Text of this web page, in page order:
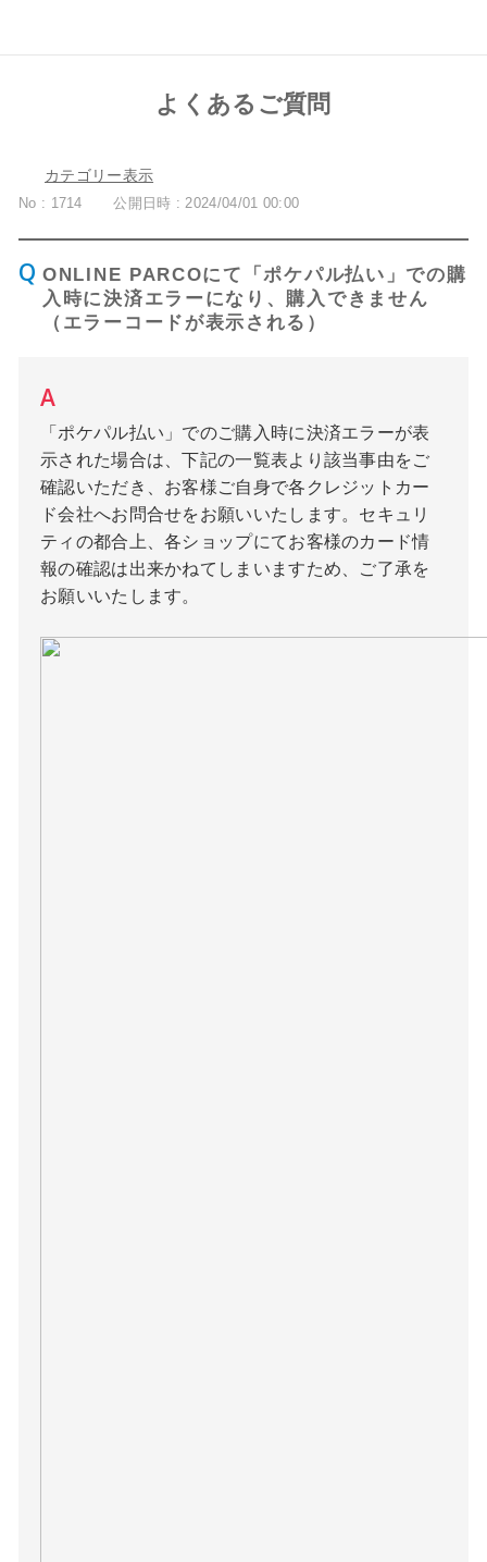
よくあるご質問
カテゴリー表示
No : 1714 公開日時 : 2024/04/01 00:00
ONLINE PARCOにて「ポケパル払い」での購
入時に決済エラーになり、購入できません
（エラーコードが表示される）
「ポケパル払い」でのご購入時に決済エラーが表
示された場合は、下記の一覧表より該当事由をご
確認いただき、お客様ご自身で各クレジットカー
ド会社へお問合せをお願いいたします。セキュリ
ティの都合上、各ショップにてお客様のカード情
報の確認は出来かねてしまいますため、ご了承を
お願いいたします。